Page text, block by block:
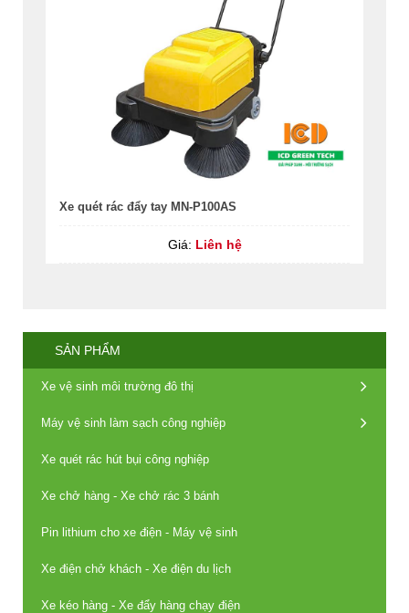
Xe quét rác đẩy tay MN-P100AS
Giá: Liên hệ
SẢN PHẨM
Xe vệ sinh môi trường đô thị
Máy vệ sinh làm sạch công nghiệp
Xe quét rác hút bụi công nghiệp
Xe chở hàng - Xe chở rác 3 bánh
Pin lithium cho xe điện - Máy vệ sinh
Xe điện chở khách - Xe điện du lịch
Xe kéo hàng - Xe đẩy hàng chạy điện